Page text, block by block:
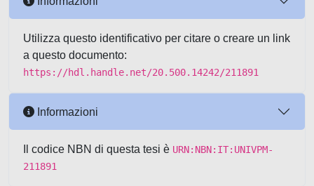
Utilizza questo identificativo per citare o creare un link
a questo documento:
https://hdl.handle.net/20.500.14242/211891
Informazioni
Il codice NBN di questa tesi è URN:NBN:IT:UNIVPM-
211891